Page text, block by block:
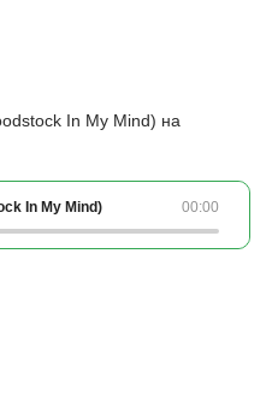
In My Mind) на
00:00
In My Mind)